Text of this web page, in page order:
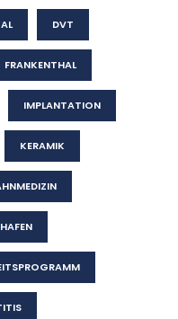
DVT
FRANKENTHAL
IMPLANTATION
KERAMIK